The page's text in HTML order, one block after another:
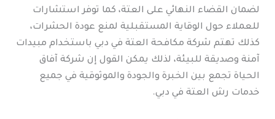
لضمان القضاء النهائي على العتة، كما توفر استشارات
للعملاء حول الوقاية المستقبلية لمنع عودة الحشرات،
كذلك تهتم شركة مكافحة العتة في دبي باستخدام مبيدات
آمنة وصديقة للبيئة، لذلك يمكن القول إن شركة آفاق
الحياة تجمع بين الخبرة والجودة والموثوقية في جميع
خدمات رش العتة في دبي.